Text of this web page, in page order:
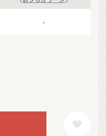
-